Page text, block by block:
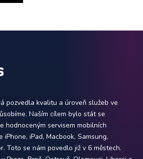
pozvedla kvalitu a úroveň služeb ve
Naším cílem bylo stát se
hodnoceným servisem mobilních
iPad, Macbook, Samsung,
Toto se nám povedlo již v 6 městech.